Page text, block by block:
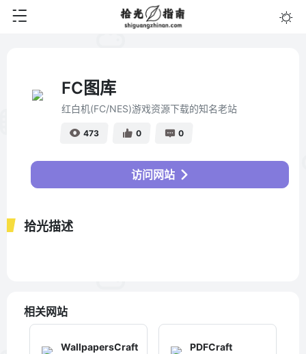
FC图库
红白机(FC/NES)游戏资源下载的知名老站
473 0 0
访问网站
拾光描述
相关网站
WallpapersCraft PDFCraft